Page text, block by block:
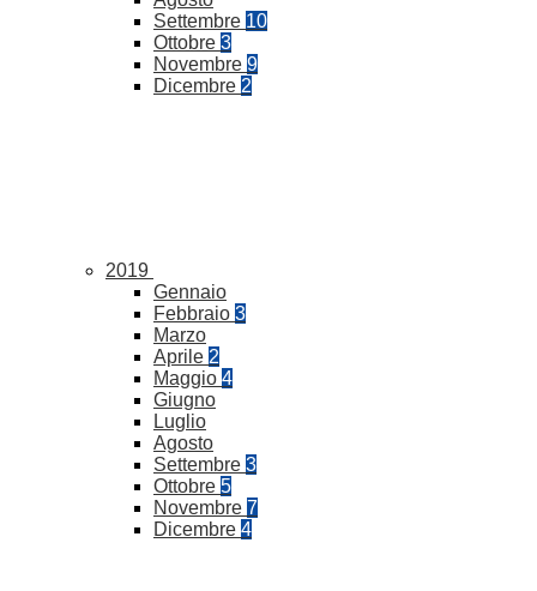
Settembre 10
Ottobre 3
Novembre 9
Dicembre 2
2019
Gennaio
Febbraio 3
Marzo
Aprile 2
Maggio 4
Giugno
Luglio
Agosto
Settembre 3
Ottobre 5
Novembre 7
Dicembre 4